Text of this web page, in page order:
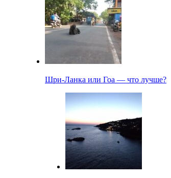
Шри-Ланка или Гоа — что лучше?